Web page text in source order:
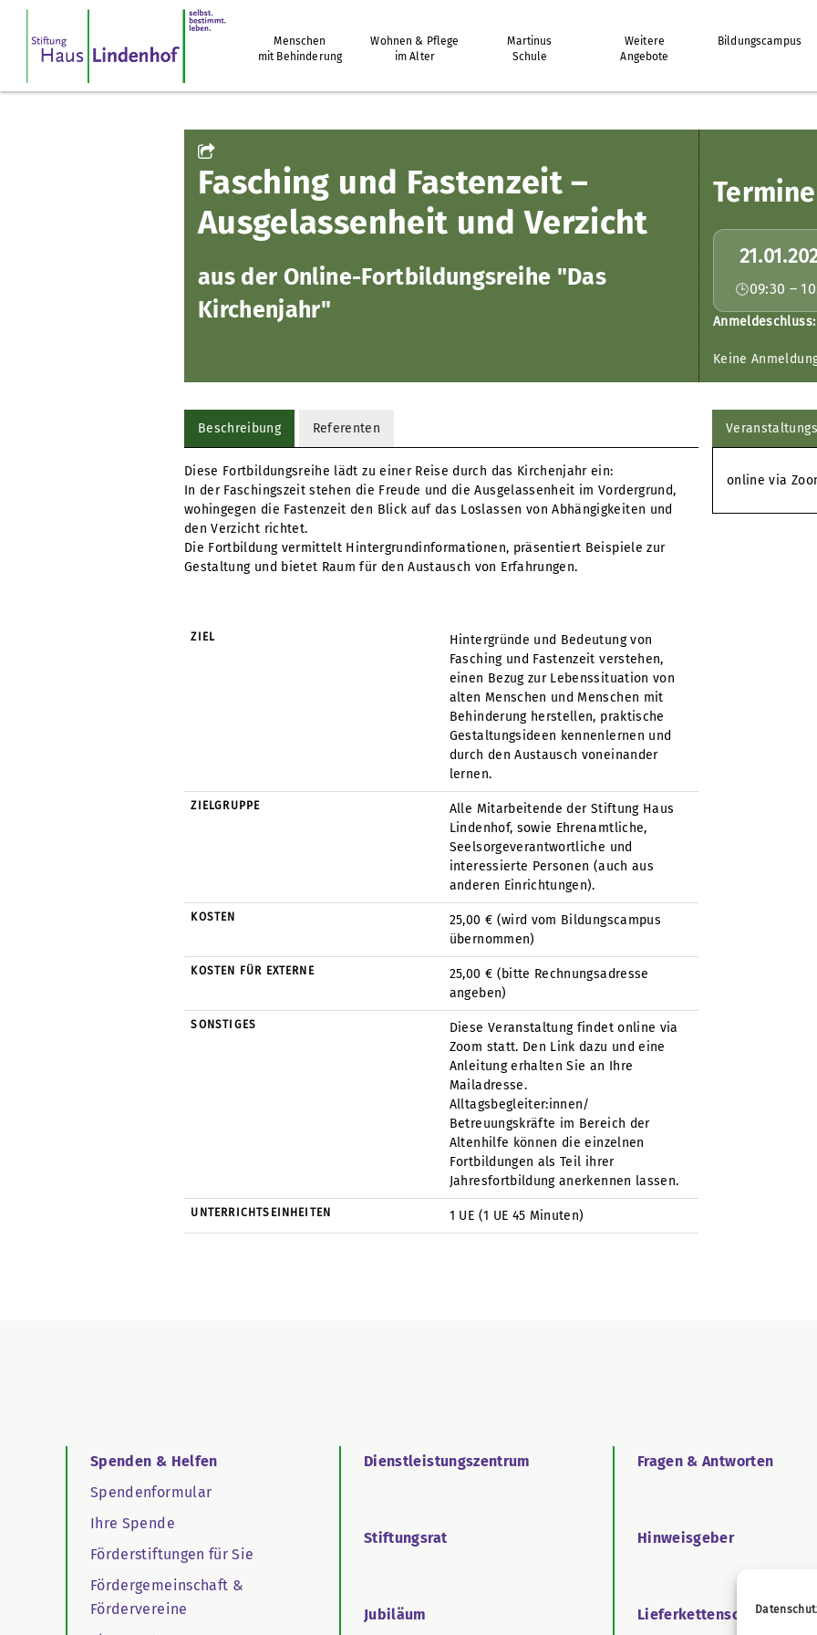
Menschen
mit Behinderung
Wohnen & Pflege
im Alter
Martinus
Schule
Weitere
Angebote
Bildungscampus
Fasching und Fastenzeit –
Ausgelassenheit und Verzicht
aus der Online-Fortbildungsreihe "Das
Kirchenjahr"
Termine
09:30 –
Anmeldeschluss:
Keine
Beschreibung Referenten
Diese Fortbildungsreihe lädt zu einer Reise durch das Kirchenjahr ein:
In der Faschingszeit stehen die Freude und die Ausgelassenheit im Vordergrund,
wohingegen die Fastenzeit den Blick auf das Loslassen von Abhängigkeiten und
den Verzicht richtet.
Die Fortbildung vermittelt Hintergrundinformationen, präsentiert Beispiele zur
Gestaltung und bietet Raum für den Austausch von Erfahrungen.
ZIEL
Hintergründe und Bedeutung von
Fasching und Fastenzeit verstehen,
einen Bezug zur Lebenssituation von
alten Menschen und Menschen mit
Behinderung herstellen, praktische
Gestaltungsideen kennenlernen und
durch den Austausch voneinander
lernen.
ZIELGRUPPE
Alle Mitarbeitende der Stiftung Haus
Lindenhof, sowie Ehrenamtliche,
Seelsorgeverantwortliche und
interessierte Personen (auch aus
anderen Einrichtungen).
KOSTEN
25,00 € (wird vom Bildungscampus
übernommen)
KOSTEN FÜR EXTERNE
25,00 € (bitte Rechnungsadresse
angeben)
SONSTIGES
Diese Veranstaltung findet online via
Zoom statt. Den Link dazu und eine
Anleitung erhalten Sie an Ihre
Mailadresse.
Alltagsbegleiter:innen/
Betreuungskräfte im Bereich der
Altenhilfe können die einzelnen
Fortbildungen als Teil ihrer
Jahresfortbildung anerkennen lassen.
UNTERRICHTSEINHEITEN 1 UE (1 UE 45 Minuten)
online via
Spenden & Helfen
Spendenformular
Ihre Spende
Förderstiftungen für Sie
Fördergemeinschaft &
Fördervereine
Dienstleistungszentrum
Stiftungsrat
Jubiläum
Fragen & Antworten
Hinweisgeber